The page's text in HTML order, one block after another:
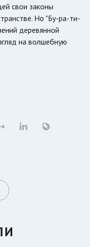
свои законы
Но "Бу-ра-ти-
деревянной
на волшебную